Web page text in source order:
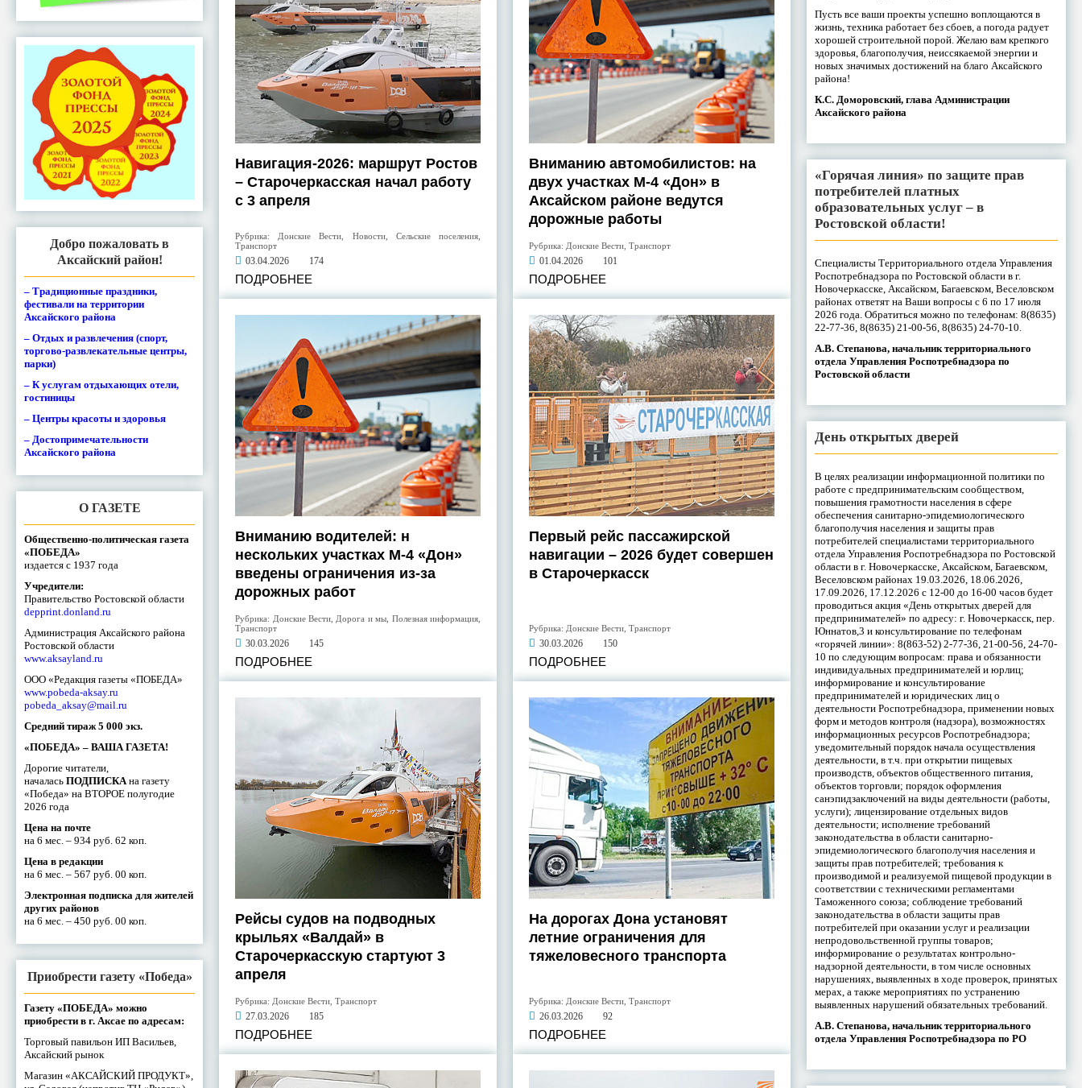
Добро пожаловать в
Аксайский район!
– Традиционные праздники,
фестивали на территории
Аксайского района
– Отдых и развлечения (спорт,
торгово-развлекательные центры,
парки)
– К услугам отдыхающих отели,
гостиницы
– Центры красоты и здоровья
– Достопримечательности
Аксайского района
О ГАЗЕТЕ
Общественно-политическая газета
«ПОБЕДА»
издается с 1937 года
Учредители:
Правительство Ростовской области
depprint.donland.ru
Администрация Аксайского района
Ростовской области
www.aksayland.ru
ООО «Редакция газеты «ПОБЕДА»
www.pobeda-aksay.ru
pobeda_aksay@mail.ru
Средний тираж 5 000 экз.
«ПОБЕДА» – ВАША ГАЗЕТА!
Дорогие читатели,
началась ПОДПИСКА на газету
«Победа» на ВТОРОЕ полугодие
2026 года
Цена на почте
на 6 мес. – 934 руб. 62 коп.
Цена в редакции
на 6 мес. – 567 руб. 00 коп.
Электронная подписка для жителей
других районов
на 6 мес. – 450 руб. 00 коп.
Приобрести газету «Победа»
Газету «ПОБЕДА» можно
приобрести в г. Аксае по адресам:
Торговый павильон ИП Васильев,
Аксайский рынок
Магазин «АКСАЙСКИЙ ПРОДУКТ»,
Навигация-2026: маршрут Ростов
– Старочеркасская начал работу
с 3 апреля
Рубрика: Донские Вести Новости, Сельские поселения,
Транспорт
03.04.2026 174
ПОДРОБНЕЕ
Вниманию автомобилистов: на
двух участках М-4 «Дон» в
Аксайском районе ведутся
дорожные работы
Рубрика: Донские Вести, Транспорт
01.04.2026 101
ПОДРОБНЕЕ
Вниманию водителей: н
нескольких участках М-4 «Дон»
введены ограничения из-за
дорожных работ
Рубрика: Донские Вести, Дорога и мы Полезная информация,
Транспорт
30.03.2026 145
ПОДРОБНЕЕ
Первый рейс пассажирской
навигации – 2026 будет совершен
в Старочеркасск
Рубрика: Донские Вести, Транспорт
30.03.2026 150
ПОДРОБНЕЕ
Рейсы судов на подводных
крыльях «Валдай» в
Старочеркасскую стартуют 3
апреля
Рубрика: Донские Вести ,Транспорт
27.03.2026 185
ПОДРОБНЕЕ
На дорогах Дона установят
летние ограничения для
тяжеловесного транспорта
Рубрика: Донские Вести, Транспорт
26.03.2026 92
ПОДРОБНЕЕ
Пусть все ваши проекты успешно воплощаются в
жизнь, техника работает без сбоев, а погода радует
хорошей строительной порой. Желаю вам крепкого
здоровья, благополучия, неиссякаемой энергии и
новых значимых достижений на благо Аксайского
района!
К.С. Доморовский, глава Администрации
Аксайского района
«Горячая линия» по защите прав
потребителей платных
образовательных услуг – в
Ростовской области!
Специалисты Территориального отдела Управления
Роспотребнадзора по Ростовской области в г.
Новочеркасске, Аксайском, Багаевском, Веселовском
районах ответят на Ваши вопросы с 6 по 17 июля
2026 года. Обратиться можно по телефонам: 8(8635)
22-77-36, 8(8635) 21-00-56, 8(8635) 24-70-10.
А.В. Степанова, начальник территориального
отдела Управления Роспотребнадзора по
Ростовской области
День открытых дверей
В целях реализации информационной политики по
работе с предпринимательским сообществом,
повышения грамотности населения в сфере
обеспечения санитарно-эпидемиологического
благополучия населения и защиты прав
потребителей специалистами территориального
отдела Управления Роспотребнадзора по Ростовской
области в г. Новочеркасске, Аксайском, Багаевском,
Веселовском районах 19.03.2026, 18.06.2026,
17.09.2026, 17.12.2026 с 12-00 до 16-00 часов будет
проводиться акция «День открытых дверей для
предпринимателей» по адресу: г. Новочеркасск, пер.
Юннатов,3 и консультирование по телефонам
«горячей линии»: 8(863-52) 2-77-36, 21-00-56, 24-70-
10 по следующим вопросам: права и обязанности
индивидуальных предпринимателей и юрлиц;
информирование и консультирование
предпринимателей и юридических лиц о
деятельности Роспотребнадзора, применении новых
форм и методов контроля (надзора), возможностях
информационных ресурсов Роспотребнадзора;
уведомительный порядок начала осуществления
деятельности, в т.ч. при открытии пищевых
производств, объектов общественного питания,
объектов торговли; порядок оформления
санэпидзаключений на виды деятельности (работы,
услуги); лицензирование отдельных видов
деятельности; исполнение требований
законодательства в области санитарно-
эпидемиологического благополучия населения и
защиты прав потребителей; требования к
производимой и реализуемой пищевой продукции в
соответствии с техническими регламентами
Таможенного союза; соблюдение требований
законодательства в области защиты прав
потребителей при оказании услуг и реализации
непродовольственной группы товаров;
информирование о результатах контрольно-
надзорной деятельности, в том числе основных
нарушениях, выявленных в ходе проверок, принятых
мерах, а также мероприятиях по устранению
выявленных нарушений обязательных требований.
А.В. Степанова, начальник территориального
отдела Управления Роспотребнадзора по РО